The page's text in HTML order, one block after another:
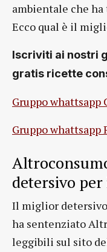
ambientale che
Ecco qual è il
Iscriviti ai nostri
gratis ricette
Gruppo whattsapp
Gruppo
detersivo
Il miglior
ha sentenziato
leggibili sul sito